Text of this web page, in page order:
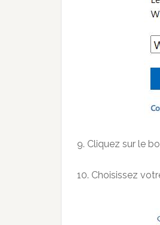
9. Cliquez sur le
10. Choisissez